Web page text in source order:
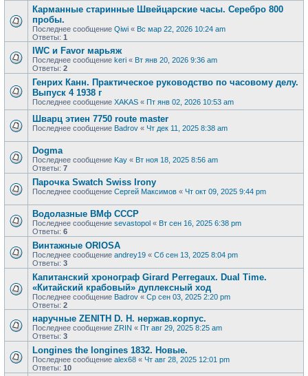
Карманные старинные Швейцарские часы. Серебро 800
пробы.
Последнее сообщение Qiwi « Вс мар 22, 2026 10:24 am
Ответы: 1
IWC и Favor марьяж
Последнее сообщение keri « Вт янв 20, 2026 9:36 am
Ответы: 2
Генрих Канн. Практическое руководство по часовому делу.
Выпуск 4 1938 г
Последнее сообщение XAKAS « Пт янв 02, 2026 10:53 am
Шварц этиен 7750 route master
Последнее сообщение Badrov « Чт дек 11, 2025 8:38 am
Dogma
Последнее сообщение Kay « Вт ноя 18, 2025 8:56 am
Ответы: 7
Парочка Swatch Swiss Irony
Последнее сообщение Сергей Максимов « Чт окт 09, 2025 9:44 pm
Водолазные ВМф СССР
Последнее сообщение sevastopol « Вт сен 16, 2025 6:38 pm
Ответы: 6
Винтажные ORIOSA
Последнее сообщение andrey19 « Сб сен 13, 2025 8:04 pm
Ответы: 3
Капитанский хронограф Girard Perregaux. Dual Time.
«Китайский крабовый» дуплексный ход
Последнее сообщение Badrov « Ср сен 03, 2025 2:20 pm
Ответы: 2
наручные ZENITH D. H. нержав.корпус.
Последнее сообщение ZRIN « Пт авг 29, 2025 8:25 am
Ответы: 3
Longines the longines 1832. Новые.
Последнее сообщение alex68 « Чт авг 28, 2025 12:01 pm
Ответы: 10